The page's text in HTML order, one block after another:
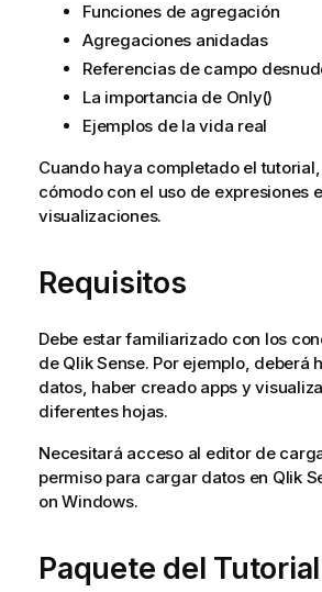
Funciones de agregación
Agregaciones anidadas
Referencias de campo
La importancia de Only()
Ejemplos de la vida real
Cuando haya completado el
cómodo con el uso de expresiones
visualizaciones.
Requisitos
Debe estar familiarizado con los
de Qlik Sense. Por ejemplo, deberá
datos, haber creado apps y
diferentes hojas.
Necesitará acceso al editor de
permiso para cargar datos en Qlik
on Windows.
Paquete del Tutorial